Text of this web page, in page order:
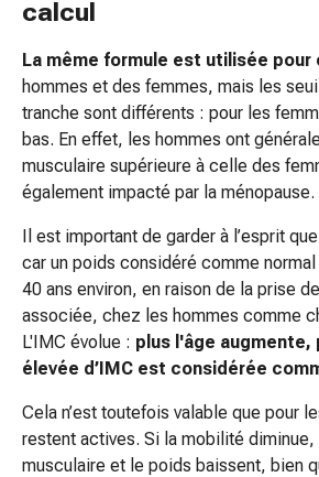
Troubles
cardiaques
et
nerveux
Troubles
de
mémoire
et
de
la
concentration
Allergies
rhume
des
calcul
La même formule est utilisée pour
hommes et des femmes, mais les
tranche sont différents : pour les
bas. En effet, les hommes ont
musculaire supérieure à celle des
également impacté par la ménopause.
Il est important de garder à l’esprit
car un poids considéré comme
40 ans environ, en raison de la prise
associée, chez les hommes comme
L'IMC évolue : plus l'âge augmente,
élevée d’IMC est considérée
Cela n’est toutefois valable que pour
restent actives. Si la mobilité diminue,
musculaire et le poids baissent, bien